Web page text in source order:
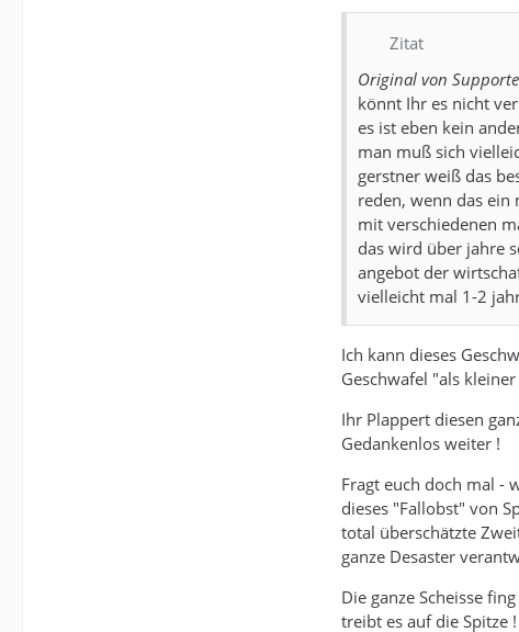
Zitat
Original von
könnt Ihr es nicht
es ist eben kein
man muß sich
gerstner weiß das
reden, wenn das
mit verschiedenen
das wird über jahre
angebot der
vielleicht mal 1-2
Ich kann dieses
Geschwafel "als
Ihr Plappert diesen
Gedankenlos weiter !
Fragt euch doch mal -
dieses "Fallobst" von
total überschätzte
ganze Desaster
Die ganze Scheisse
treibt es auf die Spitze !